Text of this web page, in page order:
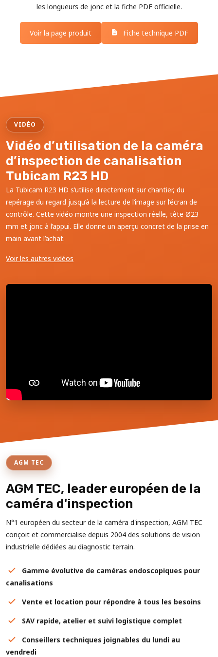
les longueurs de jonc et la fiche PDF officielle.
Voir la page produit Fiche technique PDF
VIDÉO
Vidéo d’utilisation de la caméra
d’inspection de canalisation
Tubicam R23 HD
La Tubicam R23 HD s’utilise directement sur chantier, du
repérage du regard jusqu’à la lecture de l’image sur l’écran de
contrôle. Cette vidéo montre une inspection réelle, tête Ø23
mm et jonc à l’appui. Elle donne un aperçu concret de la prise en
main avant l’achat.
Voir les autres vidéos
AGM TEC
AGM TEC, leader européen de la
caméra d'inspection
N°1 européen du secteur de la caméra d'inspection, AGM TEC
conçoit et commercialise depuis 2004 des solutions de vision
industrielle dédiées au diagnostic terrain.
Gamme évolutive de caméras endoscopiques pour
canalisations
Vente et location pour répondre à tous les besoins
SAV rapide, atelier et suivi logistique complet
Conseillers techniques joignables du lundi au
vendredi